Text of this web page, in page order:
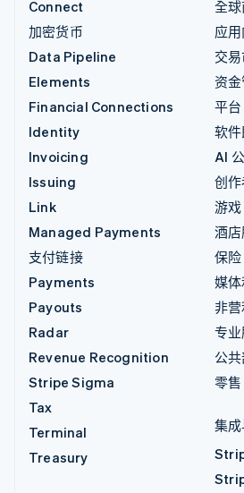
Connect
加密货币
Data Pipeline
Elements
Financial Connections
Identity
Invoicing
Issuing
Link
Managed Payments
支付链接
Payments
Payouts
Radar
Revenue Recognition
Stripe Sigma
Tax
Terminal
Treasury
全
应
交
资
平台
软
AI
创
游戏
酒
保险
媒
非
专
公
零售
集